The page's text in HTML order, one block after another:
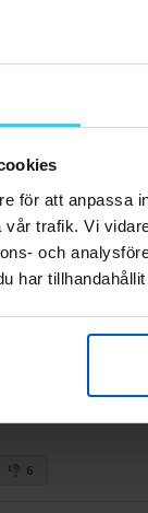
för att anpassa
trafik. Vi
och
har
kuuluu
on tykännyt laitteella
6
6